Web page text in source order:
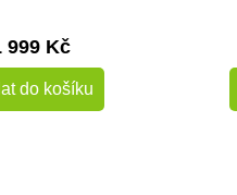
999 Kč
do košíku